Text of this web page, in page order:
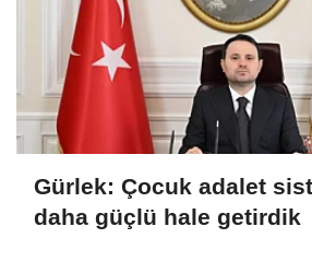
Gürlek: Çocuk adalet
daha güçlü hale getirdik